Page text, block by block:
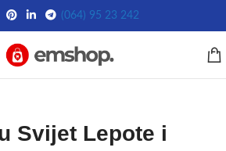
(064) 95 23 242
Svijet Lepote i